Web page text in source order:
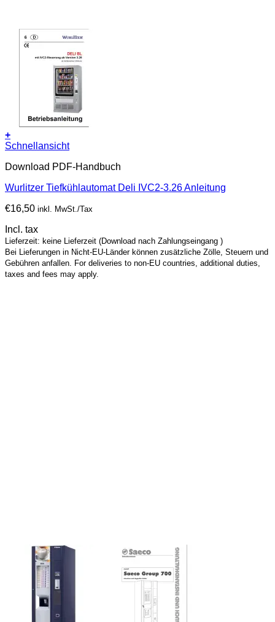
+
Schnellansicht
Download PDF-Handbuch
Wurlitzer Tiefkühlautomat Deli IVC2-3.26 Anleitung
€16,50 inkl. MwSt./Tax
Incl. tax
Lieferzeit: keine Lieferzeit (Download nach Zahlungseingang )
Bei Lieferungen in Nicht-EU-Länder können zusätzliche Zölle, Steuern und
Gebühren anfallen. For deliveries to non-EU countries, additional duties,
taxes and fees may apply.